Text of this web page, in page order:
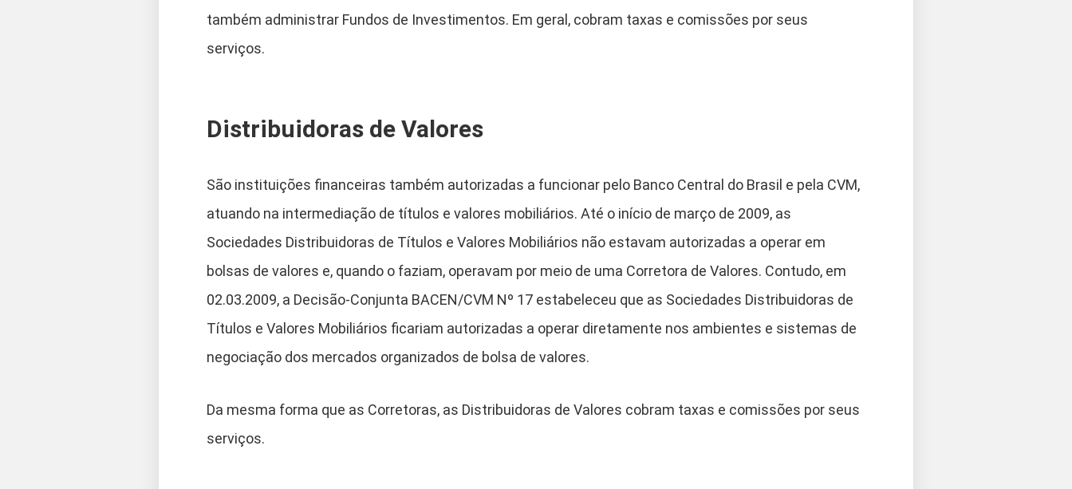
também administrar Fundos de Investimentos. Em geral, cobram taxas e comissões por seus
serviços.
Distribuidoras de Valores
São instituições financeiras também autorizadas a funcionar pelo Banco Central do Brasil e pela CVM,
atuando na intermediação de títulos e valores mobiliários. Até o início de março de 2009, as
Sociedades Distribuidoras de Títulos e Valores Mobiliários não estavam autorizadas a operar em
bolsas de valores e, quando o faziam, operavam por meio de uma Corretora de Valores. Contudo, em
02.03.2009, a Decisão-Conjunta BACEN/CVM Nº 17 estabeleceu que as Sociedades Distribuidoras de
Títulos e Valores Mobiliários ficariam autorizadas a operar diretamente nos ambientes e sistemas de
negociação dos mercados organizados de bolsa de valores.
Da mesma forma que as Corretoras, as Distribuidoras de Valores cobram taxas e comissões por seus
serviços.